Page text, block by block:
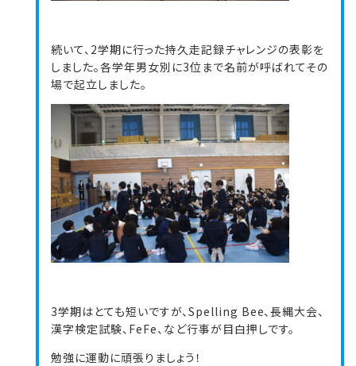
続いて、2学期に行った持久走記録チャレンジの表彰を
しました。各学年男女別に3位まで名前が呼ばれてその
場で起立しました。
3学期はとても短いですが、Spelling Bee、長縄大会、
漢字検定試験、FeFe、など行事が目白押しです。
勉強に運動に頑張りましょう！